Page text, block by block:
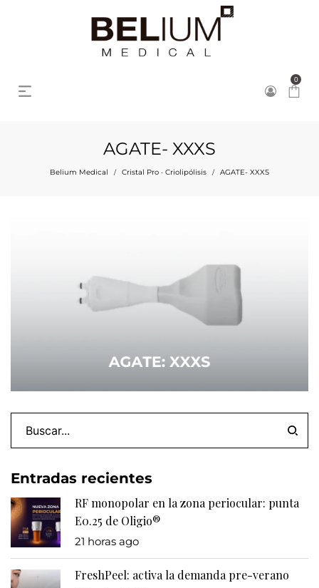
0
AGATE- XXXS
Belium Medical / Cristal Pro · Criolipólisis / AGATE- XXXS
Entradas recientes
RF monopolar en la zona periocular: punta
E0.25 de Oligio®
21 horas ago
FreshPeel: activa la demanda pre-verano